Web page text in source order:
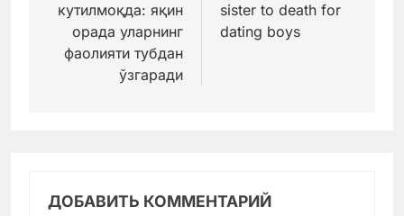
кутилмоқда: яқин
орада уларнинг
фаолияти тубдан
ўзгаради
sister to death for
dating boys
ДОБАВИТЬ КОММЕНТАРИЙ